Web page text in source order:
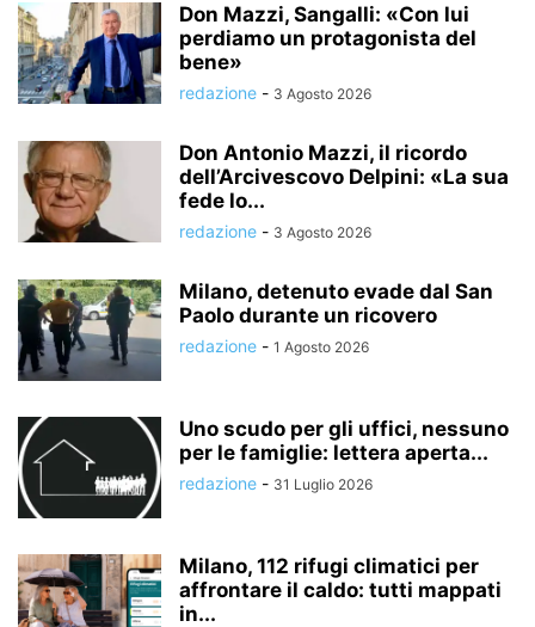
Don Mazzi, Sangalli: «Con lui
perdiamo un protagonista del
bene»
redazione - 3 Agosto 2026
Don Antonio Mazzi, il ricordo
dell’Arcivescovo Delpini: «La sua
fede lo...
redazione - 3 Agosto 2026
Milano, detenuto evade dal San
Paolo durante un ricovero
redazione - 1 Agosto 2026
Uno scudo per gli uffici, nessuno
per le famiglie: lettera aperta...
redazione - 31 Luglio 2026
Milano, 112 rifugi climatici per
affrontare il caldo: tutti mappati
in...